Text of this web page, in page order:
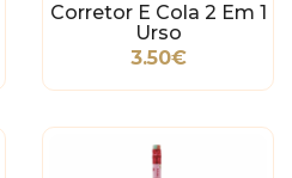
Corretor E Cola 2 Em 1
Urso
3.50€